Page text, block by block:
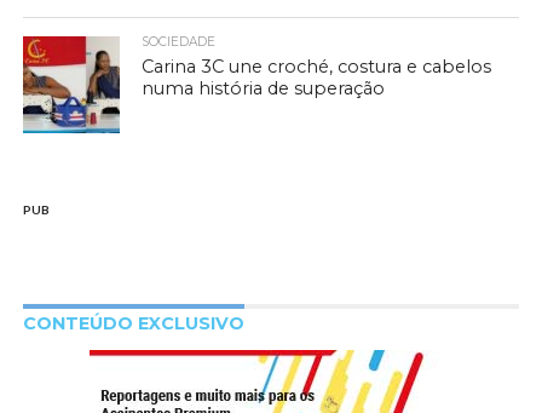
SOCIEDADE
Carina 3C une croché, costura e cabelos
numa história de superação
PUB
CONTEÚDO EXCLUSIVO